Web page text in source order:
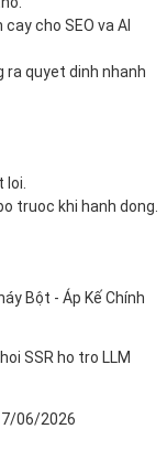
cho SEO va AI
ra quyet dinh nhanh
truoc khi hanh dong.
Bột - Áp Kế Chính
SSR ho tro LLM
06/2026